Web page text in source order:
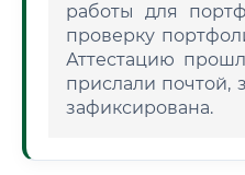
работы для
проверку
Аттестацию
прислали
зафиксирована.